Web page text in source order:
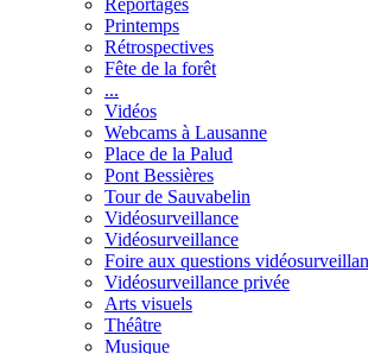
Printemps
Rétrospectives
Fête de la forêt
...
Vidéos
Webcams à Lausanne
Place de la Palud
Pont Bessières
Tour de Sauvabelin
Vidéosurveillance
Vidéosurveillance
Foire aux questions
Vidéosurveillance privée
Arts visuels
Théâtre
Musique